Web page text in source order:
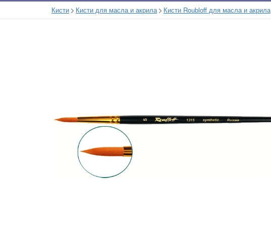
Кисти Кисти для масла и акрила Кисти Roubloff для масла и акрила